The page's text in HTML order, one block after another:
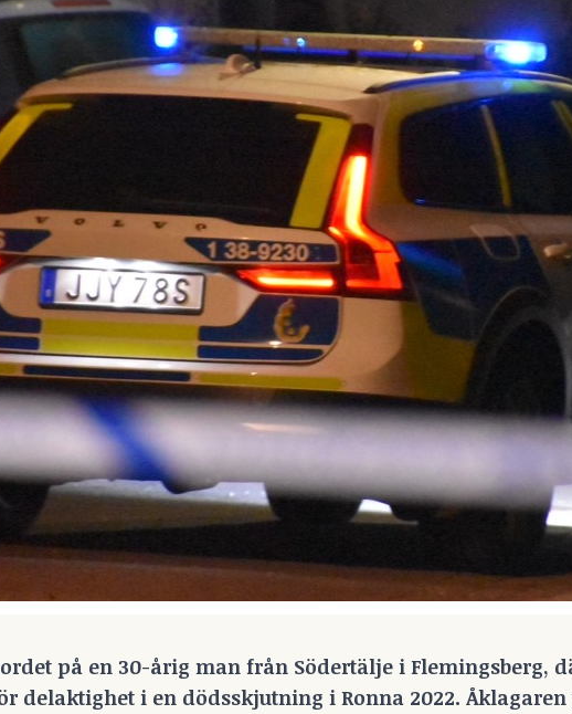
på en 30-årig man från Södertälje i Flemingsberg,
delaktighet i en dödsskjutning i Ronna 2022.